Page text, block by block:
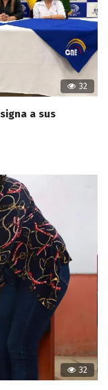
32
a sus
32